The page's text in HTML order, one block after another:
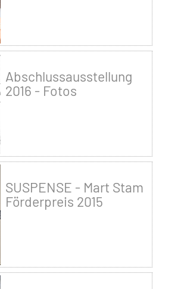
Abschlussausstellung
2016 - Fotos
SUSPENSE - Mart Stam
Förderpreis 2015